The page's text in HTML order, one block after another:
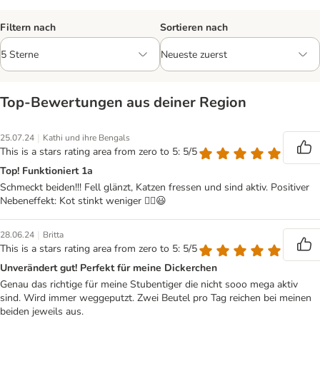
Filtern nach Sortieren nach
Top‑Bewertungen aus deiner Region
25.07.24 | Kathi und ihre Bengals
This is a stars rating area from zero to 5: 5/5
Top! Funktioniert 1a
Schmeckt beiden!!! Fell glänzt, Katzen fressen und sind aktiv. Positiver
Nebeneffekt: Kot stinkt weniger ☝🏼😃
28.06.24 | Britta
This is a stars rating area from zero to 5: 5/5
Unverändert gut! Perfekt für meine Dickerchen
Genau das richtige für meine Stubentiger die nicht sooo mega aktiv
sind. Wird immer weggeputzt. Zwei Beutel pro Tag reichen bei meinen
beiden jeweils aus.